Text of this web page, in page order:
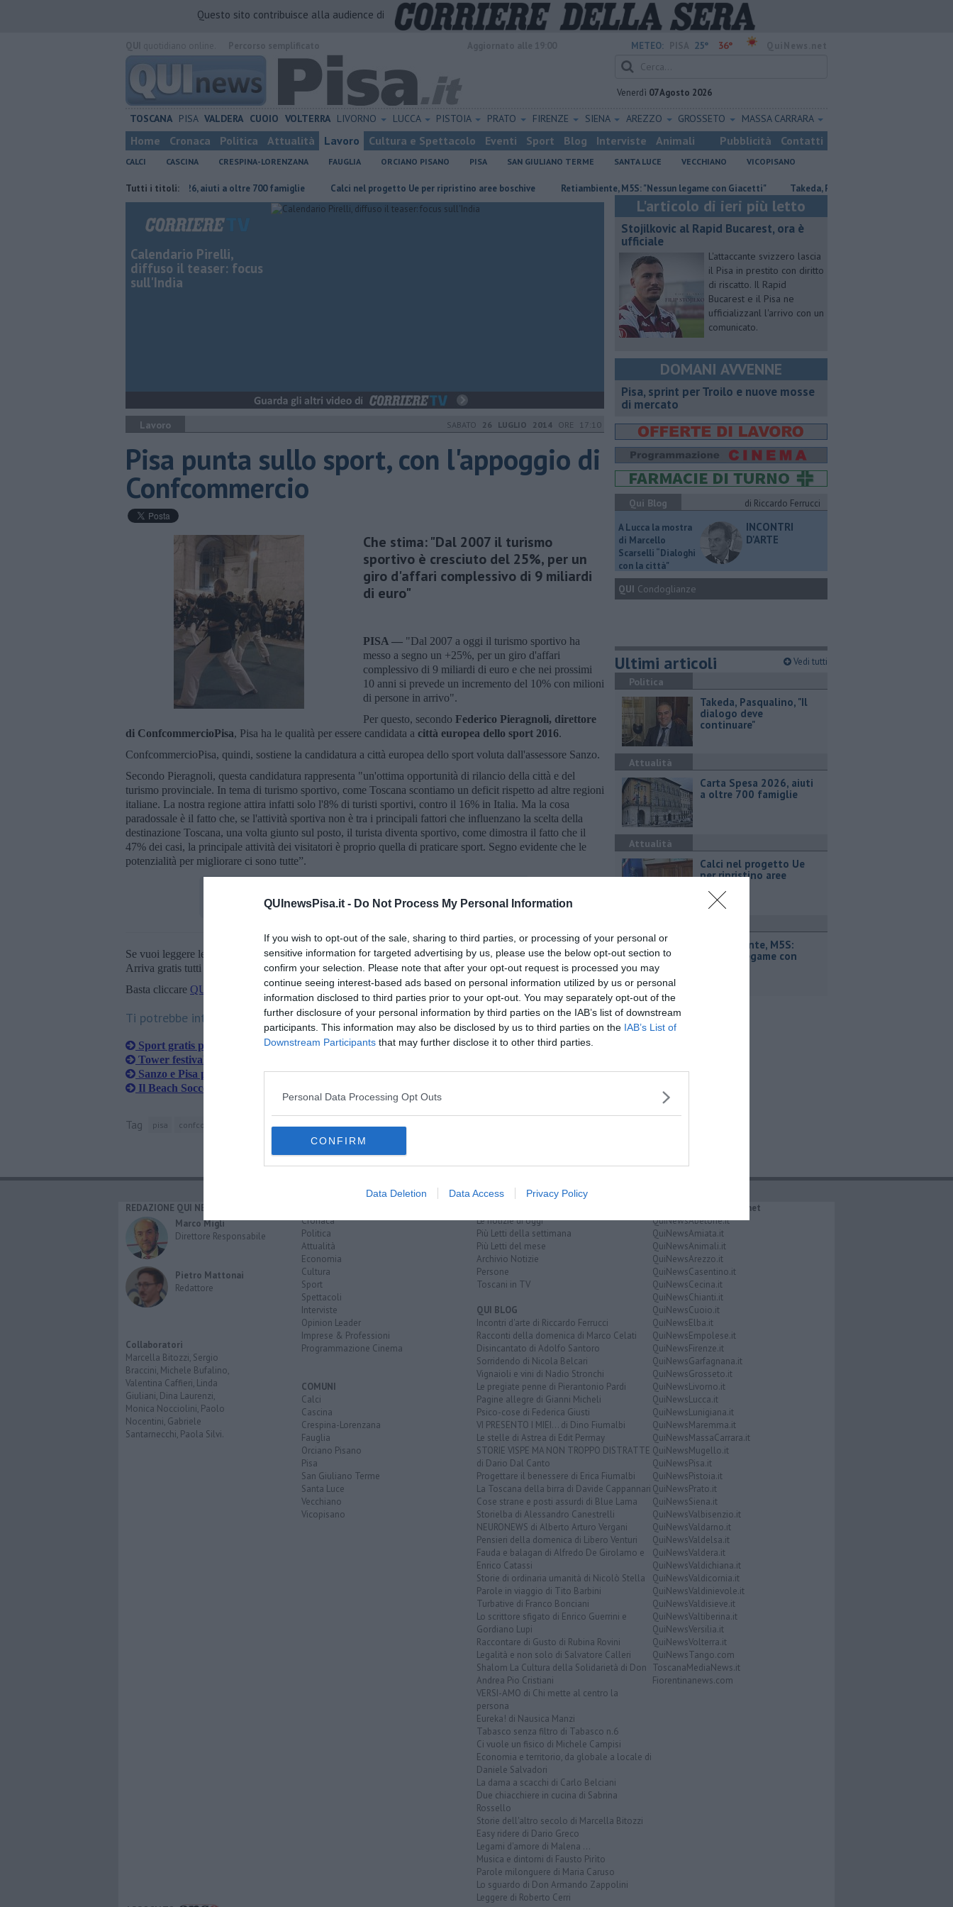
QUInewsPisa.it - Do Not Process My Personal Information
If you wish to opt-out of the sale, sharing to third parties, or processing of your personal or
sensitive information for targeted advertising by us, please use the below opt-out section to
confirm your selection. Please note that after your opt-out request is processed you may
continue seeing interest-based ads based on personal information utilized by us or personal
information disclosed to third parties prior to your opt-out. You may separately opt-out of the
further disclosure of your personal information by third parties on the IAB’s list of downstream
participants. This information may also be disclosed by us to third parties on the IAB’s List of
Downstream Participants that may further disclose it to other third parties.
Personal Data Processing Opt Outs
CONFIRM
Data Deletion Data Access Privacy Policy
Questo sito contribuisce alla audience di
METEO: 25° 36°
Venerdì 07 Agosto 2026
TOSCANA PISA VALDERA CUOIO VOLTERRA LIVORNO LUCCA PISTOIA PRATO FIRENZE SIENA AREZZO GROSSETO MASSA CARRARA
Home Cronaca Politica Attualità Lavoro Cultura e Spettacolo Eventi Sport Blog Interviste Animali Pubblicità Contatti
CALCI CASCINA CRESPINA-LORENZANA FAUGLIA ORCIANO PISANO PISA SAN GIULIANO TERME SANTA LUCE VECCHIANO VICOPISANO
Tutti i titoli:
Carta Spesa 2026, aiuti a oltre 700 famiglie Calci nel progetto Ue per ripristino aree boschive Retiambiente, M5S: "Nessun legame con Giacetti" Takeda, Pasqualino, "Il dialogo deve
Calendario Pirelli,
diffuso il teaser: focus
sull'India
Lavoro SABATO 26 LUGLIO 2014 ORE 17:10
Pisa punta sullo sport, con l'appoggio di
Confcommercio
Che stima: "Dal 2007 il turismo
sportivo è cresciuto del 25%, per un
giro d'affari complessivo di 9 miliardi
di euro"
PISA — "Dal 2007 a oggi il turismo sportivo ha
messo a segno un +25%, per un giro d'affari
complessivo di 9 miliardi di euro e che nei prossimi
10 anni si prevede un incremento del 10% con milioni
di persone in arrivo".
Per questo, secondo Federico Pieragnoli, direttore
di ConfcommercioPisa, Pisa ha le qualità per essere candidata a città europea dello sport 2016.
ConfcommercioPisa, quindi, sostiene la candidatura a città europea dello sport voluta dall'assessore Sanzo.
Secondo Pieragnoli, questa candidatura rappresenta "un'ottima opportunità di rilancio della città e del
turismo provinciale. In tema di turismo sportivo, come Toscana scontiamo un deficit rispetto ad altre regioni
italiane. La nostra regione attira infatti solo l'8% di turisti sportivi, contro il 16% in Italia. Ma la cosa
paradossale è il fatto che, se l'attività sportiva non è tra i principali fattori che influenzano la scelta della
destinazione Toscana, una volta giunto sul posto, il turista diventa sportivo, come dimostra il fatto che il
47% dei casi, la principale attività dei visitatori è proprio quella di praticare sport. Segno evidente che le
potenzialità per migliorare ci sono tutte”.
Se vuoi leggere le notizie principali della Toscana iscriviti allaNewsletter QUInews - ToscanaMedia.
Arriva gratis tutti i giorni alle 20:00 direttamente nella tua casella di posta.
Basta cliccare QUI
Ti potrebbe interessare anche:
Sport gratis per 42 adolescenti
Tower festival, un fine settimana dedicato allo sport
Sanzo e Pisa premiano lo sport
Il Beach Soccer fa tappa a Calambrone
Tag pisa confcommercio turismo euro toscana italia
L'articolo di ieri più letto
Stojilkovic al Rapid Bucarest, ora è
ufficiale
L'attaccante svizzero lascia
il Pisa in prestito con diritto
di riscatto. Il Rapid
Bucarest e il Pisa ne
ufficializzanl l'arrivo con un
comunicato.
DOMANI AVVENNE
Pisa, sprint per Troilo e nuove mosse
di mercato
Qui Blog
di Riccardo Ferrucci
A Lucca la mostra
di Marcello
Scarselli “Dialoghi
con la città"
INCONTRI
D'ARTE
QUI Condoglianze
Ultimi articoli Vedi tutti
Politica
Takeda, Pasqualino, "Il
dialogo deve
continuare"
Attualità
Carta Spesa 2026, aiuti
a oltre 700 famiglie
Attualità
Calci nel progetto Ue
per ripristino aree
Retiambiente, M5S:
"Nessun legame con
REDAZIONE QUI NEWS
Marco Migli
Direttore Responsabile
Pietro Mattonai
Redattore
Collaboratori
Marcella Bitozzi, Sergio
Braccini, Michele Bufalino,
Valentina Caffieri, Linda
Giuliani, Dina Laurenzi,
Monica Nocciolini, Paolo
Nocentini, Gabriele
Santarnecchi, Paola Silvi.
Cronaca
Politica
Attualità
Economia
Cultura
Sport
Spettacoli
Interviste
Opinion Leader
Imprese & Professioni
Programmazione Cinema
COMUNI
Calci
Cascina
Crespina-Lorenzana
Fauglia
Orciano Pisano
Pisa
San Giuliano Terme
Santa Luce
Vecchiano
Vicopisano
Le notizie di oggi
Più Letti della settimana
Più Letti del mese
Archivio Notizie
Persone
Toscani in TV
QUI BLOG
Incontri d'arte di Riccardo Ferrucci
Racconti della domenica di Marco Celati
Disincantato di Adolfo Santoro
Sorridendo di Nicola Belcari
Vignaioli e vini di Nadio Stronchi
Le pregiate penne di Pierantonio Pardi
Pagine allegre di Gianni Micheli
Psico-cose di Federica Giusti
VI PRESENTO I MIEI... di Dino Fiumalbi
Le stelle di Astrea di Edit Permay
STORIE VISPE MA NON TROPPO DISTRATTE
di Dario Dal Canto
Progettare il benessere di Erica Fiumalbi
La Toscana della birra di Davide Cappannari
Cose strane e posti assurdi di Blue Lama
Storielba di Alessandro Canestrelli
NEURONEWS di Alberto Arturo Vergani
Pensieri della domenica di Libero Venturi
Fauda e balagan di Alfredo De Girolamo e
Enrico Catassi
Storie di ordinaria umanità di Nicolò Stella
Parole in viaggio di Tito Barbini
Turbative di Franco Bonciani
Lo scrittore sfigato di Enrico Guerrini e
Gordiano Lupi
Raccontare di Gusto di Rubina Rovini
Legalità e non solo di Salvatore Calleri
Shalom La Cultura della Solidarietà di Don
Andrea Pio Cristiani
VERSI-AMO di Chi mette al centro la
persona
Eureka! di Nausica Manzi
Tabasco senza filtro di Tabasco n.6
Ci vuole un fisico di Michele Campisi
Economia e territorio, da globale a locale di
Daniele Salvadori
La dama a scacchi di Carlo Belciani
Due chiacchiere in cucina di Sabrina
Rossello
Storie dell'altro secolo di Marcella Bitozzi
Easy ridere di Dario Greco
Legami d'amore di Malena ...
Musica e dintorni di Fausto Pirìto
Parole milonguere di Maria Caruso
Lo sguardo di Don Armando Zappolini
Leggere di Roberto Cerri
IL NETWORK QuiNews.net
QuiNewsAbetone.it
QuiNewsAmiata.it
QuiNewsAnimali.it
QuiNewsArezzo.it
QuiNewsCasentino.it
QuiNewsCecina.it
QuiNewsChianti.it
QuiNewsCuoio.it
QuiNewsElba.it
QuiNewsEmpolese.it
QuiNewsFirenze.it
QuiNewsGarfagnana.it
QuiNewsGrosseto.it
QuiNewsLivorno.it
QuiNewsLucca.it
QuiNewsLunigiana.it
QuiNewsMaremma.it
QuiNewsMassaCarrara.it
QuiNewsMugello.it
QuiNewsPisa.it
QuiNewsPistoia.it
QuiNewsPrato.it
QuiNewsSiena.it
QuiNewsValbisenzio.it
QuiNewsValdarno.it
QuiNewsValdelsa.it
QuiNewsValdera.it
QuiNewsValdichiana.it
QuiNewsValdicornia.it
QuiNewsValdinievole.it
QuiNewsValdisieve.it
QuiNewsValtiberina.it
QuiNewsVersilia.it
QuiNewsVolterra.it
QuiNewsTango.com
ToscanaMediaNews.it
Fiorentinanews.com